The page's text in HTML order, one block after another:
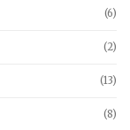
(6)
(2)
(13)
(8)